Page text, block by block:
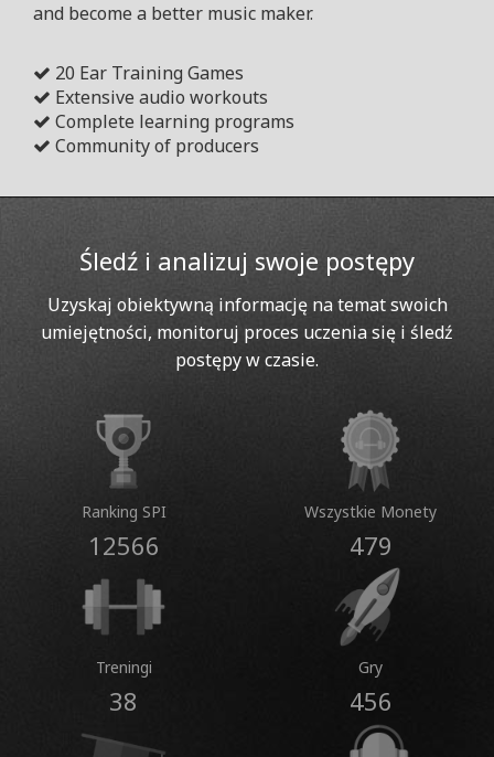
and become a better music maker.
20 Ear Training Games
Extensive audio workouts
Complete learning programs
Community of producers
Śledź i analizuj swoje postępy
Uzyskaj obiektywną informację na temat swoich
umiejętności, monitoruj proces uczenia się i śledź
postępy w czasie.
Ranking SPI
12566
Wszystkie Monety
479
Treningi
38
Gry
456